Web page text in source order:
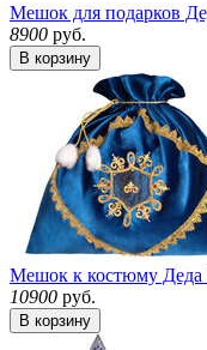
Мешок для подарков
8900 руб.
В корзину
Мешок к костюму Деда
10900 руб.
В корзину